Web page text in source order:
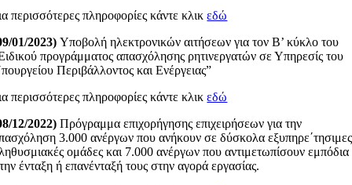
περισσότερες πληροφορίες κάντε κλικεδώ
01/2023) Υποβολή ηλεκτρονικών αιτήσεων για τον Β’ κύκλο του
προγράμματος απασχόλησης ρητινεργατών σε Υπηρεσίς του
Περιβάλλοντος και Ενέργειας”
περισσότερες πληροφορίες κάντε κλικεδώ
12/2022) Πρόγραμμα επιχορήγησης επιχειρήσεων για την
3.000 ανέργων που ανήκουν σε δύσκολα εξυπηρε΄τησιμες
ομάδες και 7.000 ανέργων που αντιμετωπίσουν εμπόδια
ένταξη ή επανένταξή τους στην αγορά εργασίας.